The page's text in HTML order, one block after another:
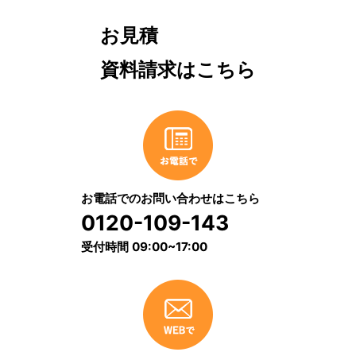
お見積
資料請求はこちら
お電話でのお問い合わせはこちら
0120-109-143
受付時間 09:00~17:00